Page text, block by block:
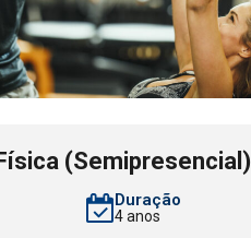
(Semipresencial)
Duração
4 anos